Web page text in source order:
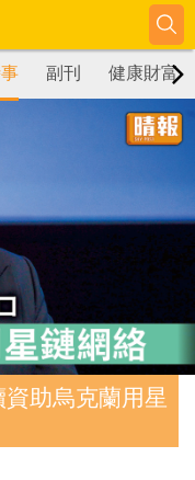
副刊 健康財富
助烏克蘭用星